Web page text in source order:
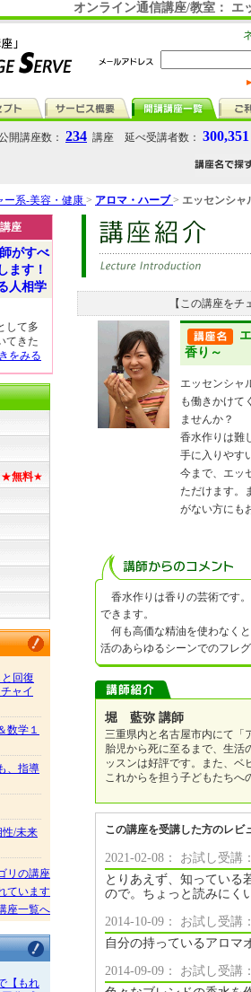
オンライン通信講座/教室： エ
開講座数： 234 講座 延べ受講者数： 300,351
ー系-美容・健康 > アロマ・ハーブ> エッセンシャ
座
がすべ
ます！
人相学
して多
てきた
をみる
★無料★
回復
ャイ
数学１
、指導
性/未来
リの講座
ています
座一覧へ
【もれ
【この講座を
香り～
エッセンシャ
も働きかけて
ませんか？
香水作りは難
手に入りやす
今まで、エッ
ただけます。
がない方にも
香水作りは香りの芸術です
できます。
何も高価な精油を使わなく
活のあらゆるシーンでのフレ
堀 藍弥 講師
三重県内と名古屋市内にて「
胎児から死に至るまで、生活
ッスンは好評です。また、ベ
これからを担う子どもたちへ
この講座を受講した方のレビ
2021-02-08： お試し受講
とりあえず、知っている
ので。ちょっと読みにく
2014-10-09： お試し受講
自分の持っているアロマ
2014-09-09： お試し受講